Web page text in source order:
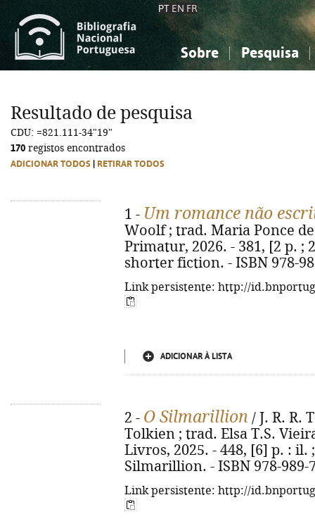
PT EN FR
Sobre Pesquisa
Ciências sociais...
Ciências sociais...
Resultado de pesquisa
CDU: =821.111-34"19"
170 registos encontrados
ADICIONAR TODOS RETIRAR TODOS
1 - Um romance não
Woolf ; trad. Maria Ponce
Primatur, 2026. - 381, [2 p. ;
shorter fiction. - ISBN 978-
Link persistente: http://
ADICIONAR À LISTA
2 - O Silmarillion / J. R. R.
Tolkien ; trad. Elsa T.S.
Livros, 2025. - 448, [6] p. : il.
Silmarillion. - ISBN 978-989-
Link persistente: http://